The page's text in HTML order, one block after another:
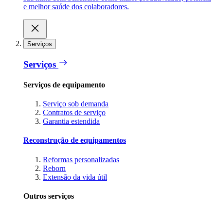
e melhor saúde dos colaboradores.
Serviços
Serviços
Serviços de equipamento
Serviço sob demanda
Contratos de serviço
Garantia estendida
Reconstrução de equipamentos
Reformas personalizadas
Reborn
Extensão da vida útil
Outros serviços